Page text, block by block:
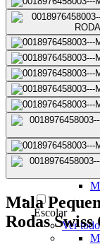
Mochilas
Ver
Escolar
Ver
Mala
Rodas